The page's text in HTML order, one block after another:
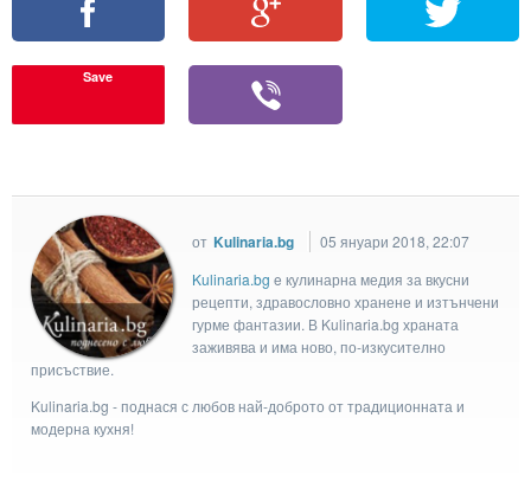
Save
от Kulinaria.bg
05 януари 2018, 22:07
Kulinaria.bg e кулинарна медия за вкусни
рецепти, здравословно хранене и изтънчени
гурме фантазии. В Kulinaria.bg храната
заживява и има ново, по-изкусително
присъствие.
Kulinaria.bg - поднася с любов най-доброто от традиционната и
модерна кухня!